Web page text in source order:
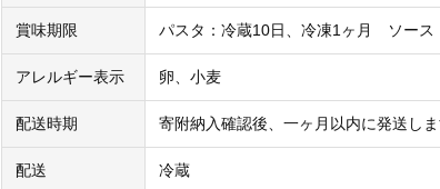
賞味期限 パスタ：冷蔵10日、冷凍1ヶ月 ソース
アレルギー表示 卵、小麦
配送時期 寄附納入確認後、一ヶ月以内に発送しま
配送 冷蔵